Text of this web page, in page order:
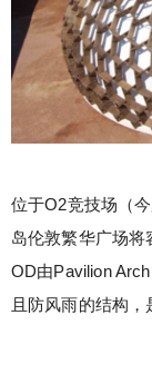
位于O2竞技场（
岛伦敦繁华广场将
OD由Pavilion
且防风雨的结构，
图片来源于
0/last-
d-pavilion/）